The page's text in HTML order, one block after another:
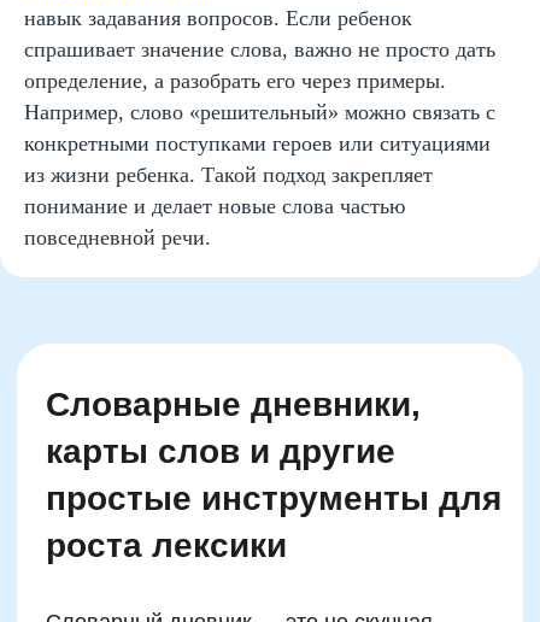
навык задавания вопросов. Если ребенок
спрашивает значение слова, важно не просто дать
определение, а разобрать его через примеры.
Например, слово «решительный» можно связать с
конкретными поступками героев или ситуациями
из жизни ребенка. Такой подход закрепляет
понимание и делает новые слова частью
повседневной речи.
Подпишитесь на нашу рассылку и ТГ-канал
Получить полезные материалы